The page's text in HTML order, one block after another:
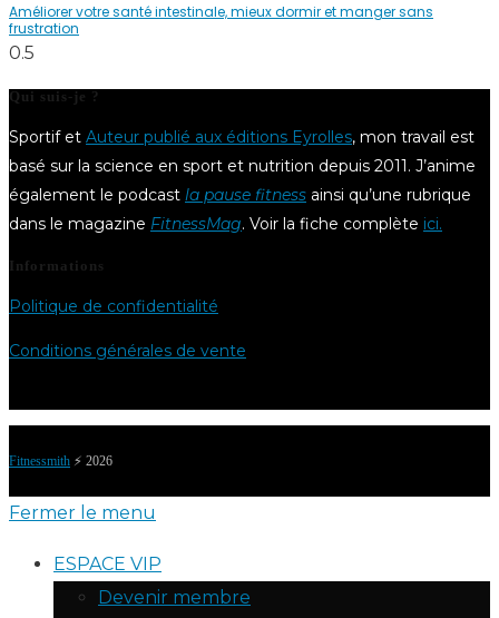
Améliorer votre santé intestinale, mieux dormir et manger sans
frustration
Qui suis-je ?
Sportif et Auteur publié aux éditions Eyrolles, mon travail est
basé sur la science en sport et nutrition depuis 2011. J’anime
également le podcast la pause fitness ainsi qu’une rubrique
dans le magazine FitnessMag. Voir la fiche complète ici.
Informations
Politique de confidentialité
Conditions générales de vente
Fitnessmith ⚡️ 2026
Fermer le menu
ESPACE VIP
Devenir membre